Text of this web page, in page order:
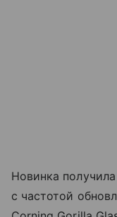
Новинка
с частотой